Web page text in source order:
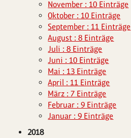
November : 10 Einträge
Oktober : 10 Einträge
September : 11 Einträge
August : 8 Einträge
Juli : 8 Einträge
Juni : 10 Einträge
Mai : 13 Einträge
April : 11 Einträge
März : 7 Einträge
Februar : 9 Einträge
Januar : 9 Einträge
2018